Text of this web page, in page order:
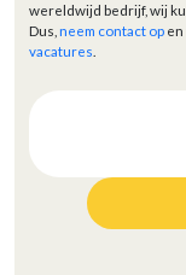
wereldwijd bedrijf, wij
Dus, neem contact op en
vacatures